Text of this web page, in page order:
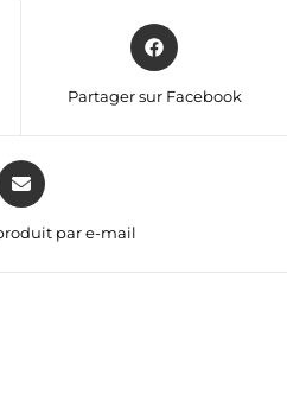
Partager sur Facebook
par e-mail